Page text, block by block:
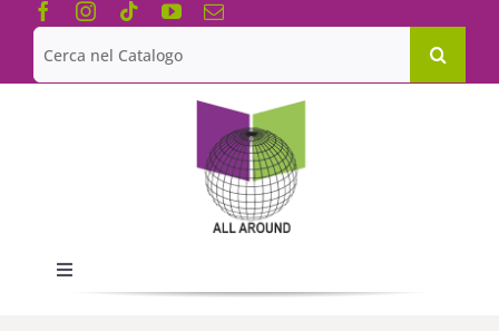
Salta
contenuto
Cerca
per:
Toggle
Navigation